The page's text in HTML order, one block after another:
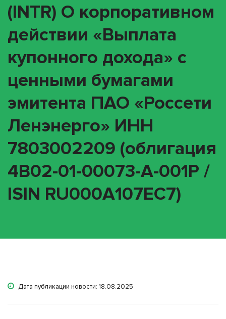
(INTR) О корпоративном
действии «Выплата
купонного дохода» с
ценными бумагами
эмитента ПАО «Россети
Ленэнерго» ИНН
7803002209 (облигация
4B02-01-00073-A-001P /
ISIN RU000A107EC7)
Дата публикации новости: 18.08.2025